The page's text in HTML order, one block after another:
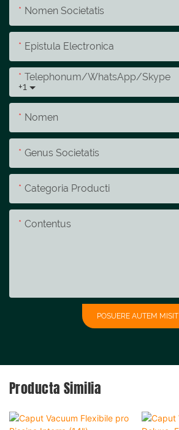
Nomen Societatis
Epistula Electronica
+1
Telephonum/whatsApp/skype
Nomen
Genus Societatis
Categoria Producti
Contentus
POSUERE AUTEM MISIT
Producta Similia